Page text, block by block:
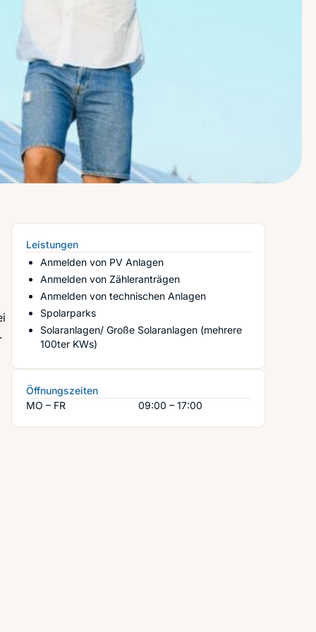
Leistungen
Anmelden von PV Anlagen
Anmelden von Zähleranträgen
Anmelden von technischen Anlagen
Spolarparks
Solaranlagen/ Große Solaranlagen (mehrere
100ter KWs)
Öffnungszeiten
MO – FR
09:00 – 17:00